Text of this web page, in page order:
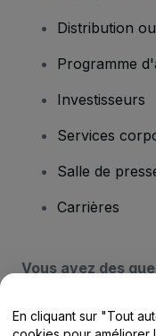
Distribution
Programme
Investisseurs
Services
Salle de
Carrières
Vous avez des
Centre
En cliquant sur "Tout